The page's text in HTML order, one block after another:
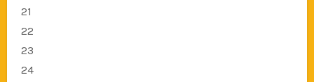
21
22
23
24